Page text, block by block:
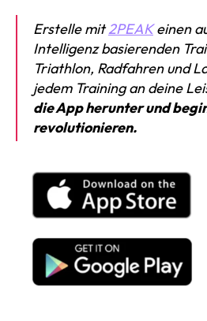
Erstelle mit2PEAKeinen
Intelligenz basierenden
Triathlon, Radfahren und
jedem Training an deine
die App herunter und
revolutionieren.